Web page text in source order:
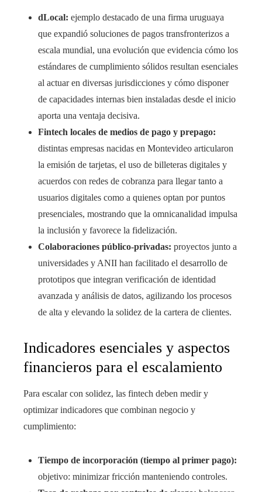
dLocal: ejemplo destacado de una firma uruguaya
que expandió soluciones de pagos transfronterizos a
escala mundial, una evolución que evidencia cómo los
estándares de cumplimiento sólidos resultan esenciales
al actuar en diversas jurisdicciones y cómo disponer
de capacidades internas bien instaladas desde el inicio
aporta una ventaja decisiva.
Fintech locales de medios de pago y prepago:
distintas empresas nacidas en Montevideo articularon
la emisión de tarjetas, el uso de billeteras digitales y
acuerdos con redes de cobranza para llegar tanto a
usuarios digitales como a quienes optan por puntos
presenciales, mostrando que la omnicanalidad impulsa
la inclusión y favorece la fidelización.
Colaboraciones público-privadas: proyectos junto a
universidades y ANII han facilitado el desarrollo de
prototipos que integran verificación de identidad
avanzada y análisis de datos, agilizando los procesos
de alta y elevando la solidez de la cartera de clientes.
Indicadores esenciales y aspectos
financieros para el escalamiento
Para escalar con solidez, las fintech deben medir y
optimizar indicadores que combinan negocio y
cumplimiento:
Tiempo de incorporación (tiempo al primer pago):
objetivo: minimizar fricción manteniendo controles.